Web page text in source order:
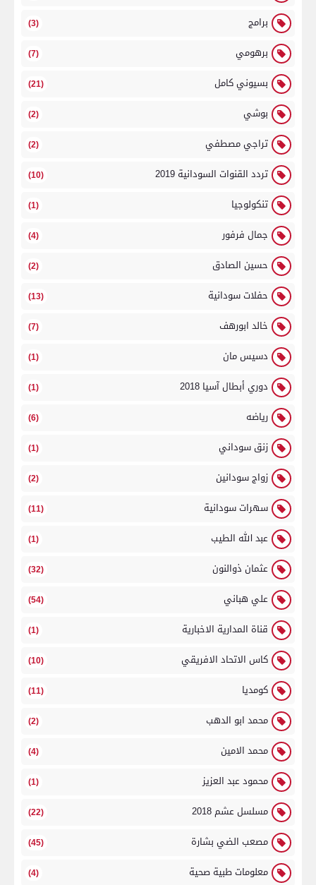
برامج (3)
برهومي (7)
بسيوني كامل (21)
بوشي (2)
تراجي مصطفي (2)
تردد القنوات السودانية 2019 (10)
تنكولوجيا (1)
جمال فرفور (4)
حسين الصادق (2)
حفلات سودانية (13)
خالد ابورهف (7)
دسيس مان (1)
دوري أبطال آسيا 2018 (1)
رياضه (6)
زنق سوداني (1)
زواج سودانين (2)
سهرات سودانية (11)
عبد الله الطيب (1)
عثمان ذوالنون (32)
علي هباني (54)
قناة المدارية الاخبارية (1)
كاس الاتحاد الافريقي (10)
كومديا (11)
محمد ابو الدهب (2)
محمد الامين (4)
محمود عبد العزيز (1)
مسلسل عشم 2018 (22)
مصعب الضي بشارة (45)
معلومات طبية صحية (4)